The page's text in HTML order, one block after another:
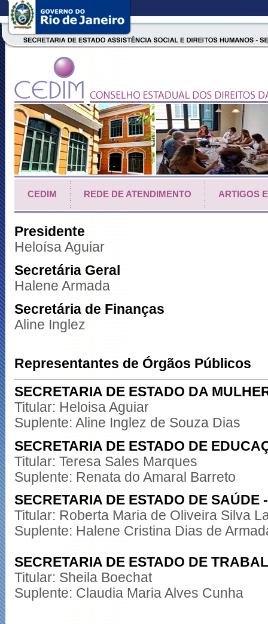
CEDIM REDE DE ATENDIMENTO ARTIGOS
Presidente
Heloísa Aguiar
Secretária Geral
Halene Armada
Secretária de Finanças
Aline Inglez
Representantes de Órgãos Públicos
SECRETARIA DE ESTADO DA
Titular: Heloisa Aguiar
Suplente: Aline Inglez de Souza Dias
SECRETARIA DE ESTADO DE
Titular: Teresa Sales Marques
Suplente: Renata do Amaral Barreto
SECRETARIA DE ESTADO DE SAÚDE
Titular: Roberta Maria de Oliveira Silva
Suplente: Halene Cristina Dias de
SECRETARIA DE ESTADO DE
Titular: Sheila Boechat
Suplente: Claudia Maria Alves Cunha